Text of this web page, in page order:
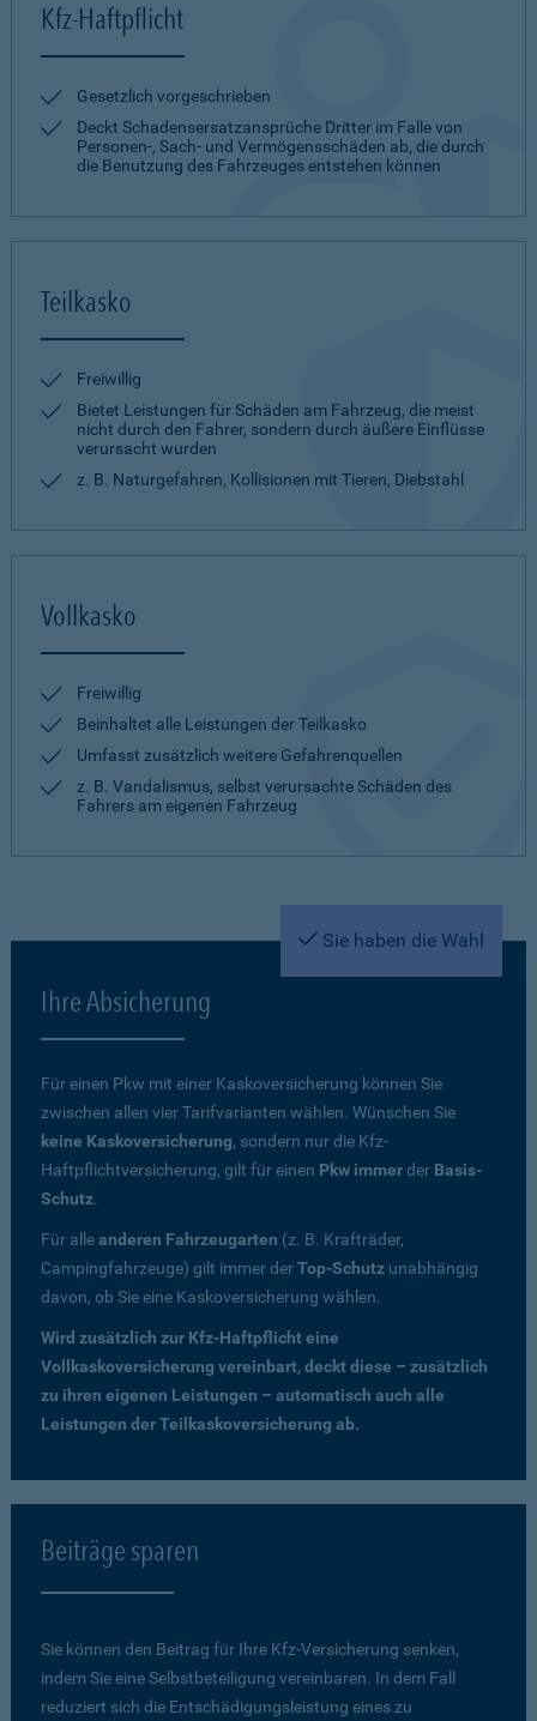
Kfz-Haftpflicht
Gesetzlich vorgeschrieben
Deckt Schadensersatzansprüche Dritter im Falle von
Personen-, Sach- und Vermögensschäden ab, die durch
die Benutzung des Fahrzeuges entstehen können
Teilkasko
Freiwillig
Bietet Leistungen für Schäden am Fahrzeug, die meist
nicht durch den Fahrer, sondern durch äußere Einflüsse
verursacht wurden
z. B. Naturgefahren, Kollisionen mit Tieren, Diebstahl
Vollkasko
Freiwillig
Beinhaltet alle Leistungen der Teilkasko
Umfasst zusätzlich weitere Gefahrenquellen
z. B. Vandalismus, selbst verursachte Schäden des
Fahrers am eigenen Fahrzeug
Sie haben die Wahl
Ihre Absicherung
Für einen Pkw mit einer Kaskoversicherung können Sie
zwischen allen vier Tarifvarianten wählen. Wünschen Sie
keine Kaskoversicherung, sondern nur die Kfz-
Haftpflichtversicherung, gilt für einen Pkw immerder Basis-
Schutz.
Für alleanderen Fahrzeugarten (z. B. Krafträder,
Campingfahrzeuge) gilt immer derTop-Schutz unabhängig
davon, ob Sie eine Kaskoversicherung wählen.
Wird zusätzlich zur Kfz-Haftpflicht eine
Vollkaskoversicherung vereinbart, deckt diese – zusätzlich
zu ihren eigenen Leistungen – automatisch auch alle
Leistungen der Teilkaskoversicherung ab.
Beiträge sparen
Sie können den Beitrag für Ihre Kfz-Versicherung senken,
indem Sie eine Selbstbeteiligung vereinbaren. In dem Fall
reduziert sich die Entschädigungsleistung eines zu